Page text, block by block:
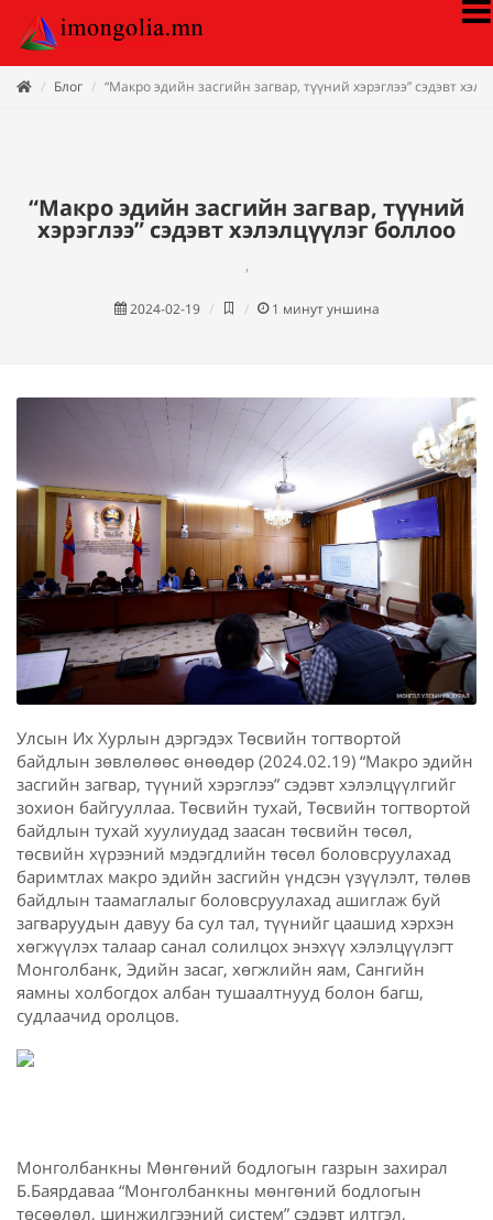
Блог “Макро эдийн засгийн загвар, түүний хэрэглээ” сэдэвт
“Макро эдийн засгийн загвар, түүний
хэрэглээ” сэдэвт хэлэлцүүлэг боллоо
,
2024-02-19 1 минут уншина
Улсын Их Хурлын дэргэдэх Төсвийн тогтвортой
байдлын зөвлөлөөс өнөөдөр (2024.02.19) “Макро эдийн
засгийн загвар, түүний хэрэглээ” сэдэвт хэлэлцүүлгийг
зохион байгууллаа. Төсвийн тухай, Төсвийн тогтвортой
байдлын тухай хуулиудад заасан төсвийн төсөл,
төсвийн хүрээний мэдэгдлийн төсөл боловсруулахад
баримтлах макро эдийн засгийн үндсэн үзүүлэлт, төлөв
байдлын таамаглалыг боловсруулахад ашиглаж буй
загваруудын давуу ба сул тал, түүнийг цаашид хэрхэн
хөгжүүлэх талаар санал солилцох энэхүү хэлэлцүүлэгт
Монголбанк, Эдийн засаг, хөгжлийн яам, Сангийн
яамны холбогдох албан тушаалтнууд болон багш,
судлаачид оролцов.
Монголбанкны Мөнгөний бодлогын газрын захирал
Б.Баярдаваа “Монголбанкны мөнгөний бодлогын
төсөөлөл, шинжилгээний систем” сэдэвт илтгэл,